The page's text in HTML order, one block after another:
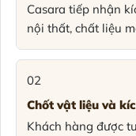
Casara tiếp nhận
nội thất, chất liệu
02
Chốt vật liệu và
Khách hàng được